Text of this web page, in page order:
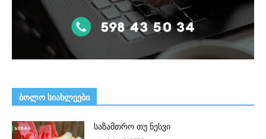
ᲑᲝᲚᲝ ᲡᲘᲐᲮᲚᲔᲔᲑᲘ
საზამთრო თუ ნესვი